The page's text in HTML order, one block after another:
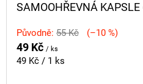
SAMOOHŘEVNÁ
Původně: 55 Kč (–10 %)
49 Kč / ks
Měrná
49 Kč / 1 ks